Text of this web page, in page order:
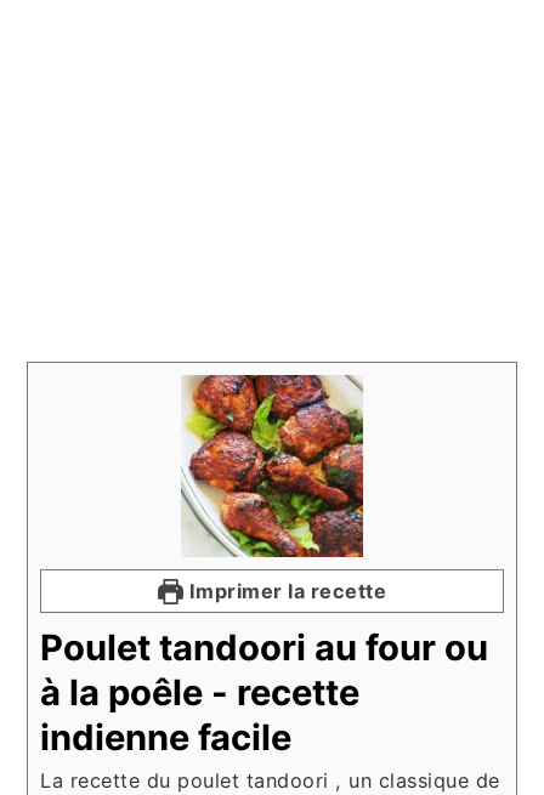
Imprimer la recette
Poulet tandoori au four ou
à la poêle - recette
indienne facile
La recette du poulet tandoori , un classique de